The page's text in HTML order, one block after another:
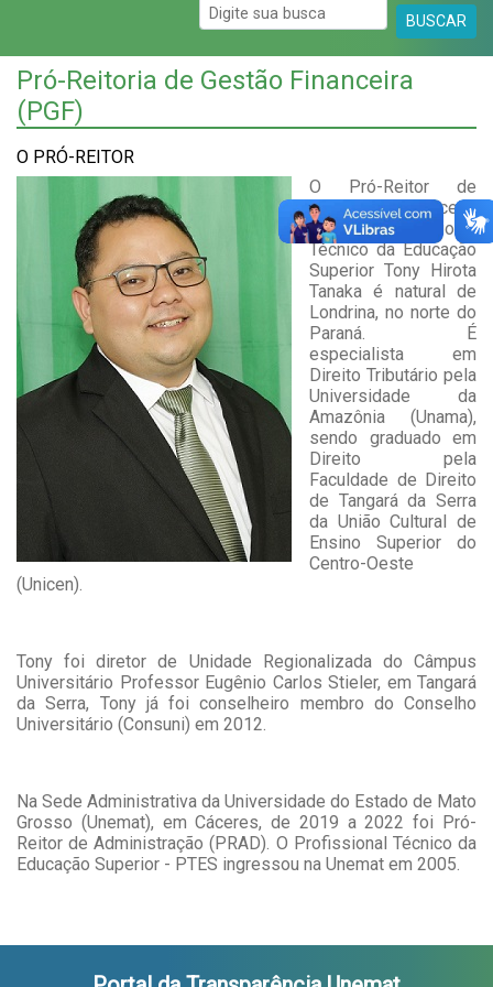
BUSCAR
Pró-Reitoria de Gestão Financeira
(PGF)
O PRÓ-REITOR
O Pró-Reitor de
Gestão Financeira
(PGF), Profissional
Técnico da Educação
Superior Tony Hirota
Tanaka é natural de
Londrina, no norte do
Paraná. É
especialista em
Direito Tributário pela
Universidade da
Amazônia (Unama),
sendo graduado em
Direito pela
Faculdade de Direito
de Tangará da Serra
da União Cultural de
Ensino Superior do
Centro-Oeste
(Unicen).
Tony foi diretor de Unidade Regionalizada do Câmpus
Universitário Professor Eugênio Carlos Stieler, em Tangará
da Serra, Tony já foi conselheiro membro do Conselho
Universitário (Consuni) em 2012.
Na Sede Administrativa da Universidade do Estado de Mato
Grosso (Unemat), em Cáceres, de 2019 a 2022 foi Pró-
Reitor de Administração (PRAD). O Profissional Técnico da
Educação Superior - PTES ingressou na Unemat em 2005.